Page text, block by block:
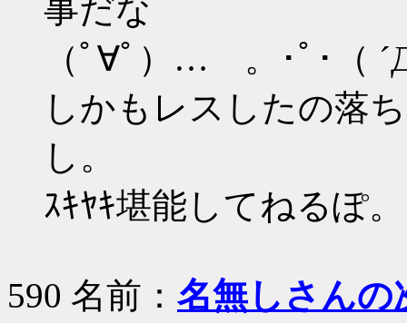
事だな
（ﾟ∀ﾟ）… 。･ﾟ･（
しかもレスしたの落
し。
ｽｷﾔｷ堪能してねるぽ
590 名前： 名無しさんの